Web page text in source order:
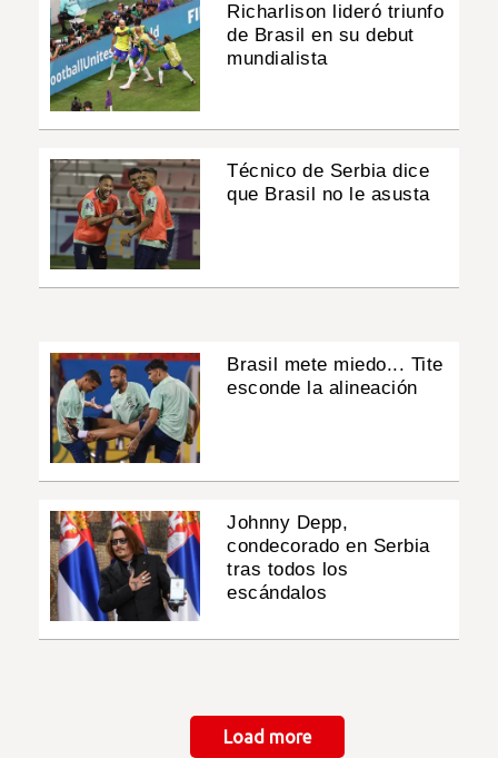
Richarlison lideró triunfo
de Brasil en su debut
mundialista
Técnico de Serbia dice
que Brasil no le asusta
Brasil mete miedo... Tite
esconde la alineación
Johnny Depp,
condecorado en Serbia
tras todos los
escándalos
Load more